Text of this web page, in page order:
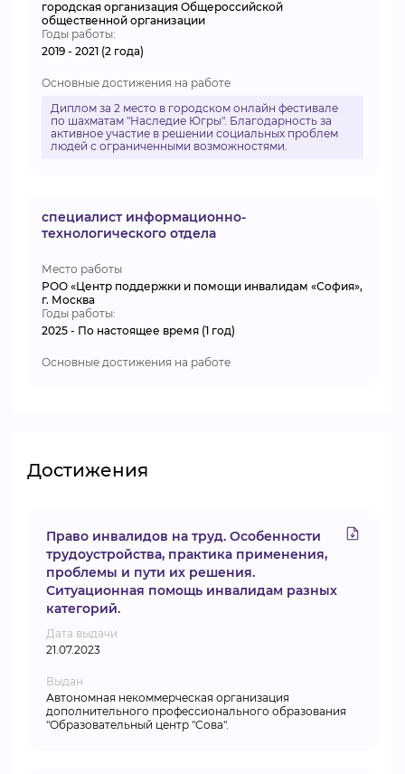
городская организация Общероссийской
общественной организации
Годы работы:
2019 - 2021 (2 года)
Основные достижения на работе
Диплом за 2 место в городском онлайн фестивале
по шахматам "Наследие Югры". Благодарность за
активное участие в решении социальных проблем
людей с ограниченными возможностями.
специалист информационно-
технологического отдела
Место работы
РОО «Центр поддержки и помощи инвалидам «София»,
г. Москва
Годы работы:
2025 - По настоящее время (1 год)
Основные достижения на работе
Достижения
Право инвалидов на труд. Особенности
трудоустройства, практика применения,
проблемы и пути их решения.
Ситуационная помощь инвалидам разных
категорий.
Дата выдачи
21.07.2023
Выдан
Автономная некоммерческая организация
дополнительного профессионального образования
"Образовательный центр "Сова".